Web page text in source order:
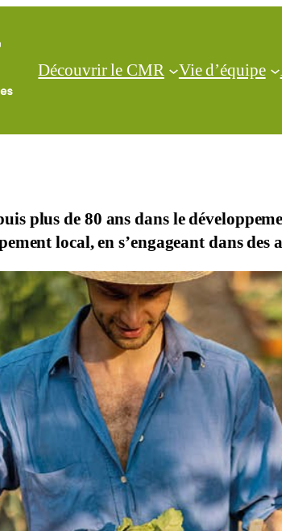
Découvrir le CMR Vie d’équipe
plus de 80 ans dans le
local, en s’engageant dans